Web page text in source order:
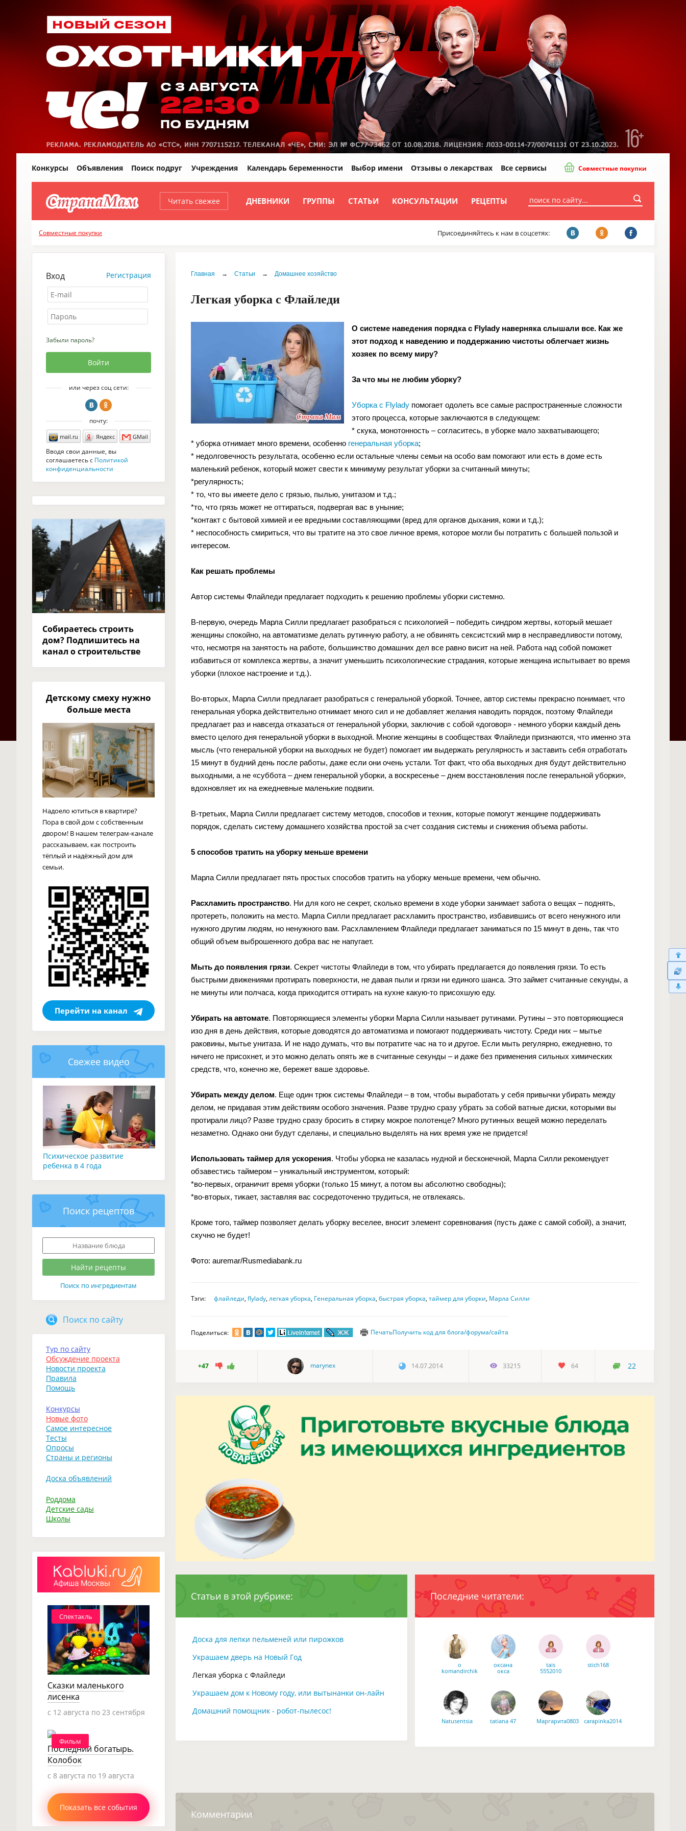
Читать свежее ДНЕВНИКИ ГРУППЫ СТАТЬИ КОНСУЛЬТАЦИИ РЕЦЕПТЫ
Конкурсы Объявления Поиск подруг Учреждения Календарь беременности Выбор имени Отзывы о лекарствах Все сервисы Совместные покупки
Совместные покупки Присоединяйтесь к нам в соцсетях:
Главная → Статьи → Домашнее хозяйство
Легкая уборка с Флайледи
О системе наведения порядка с Flylady наверняка слышали все. Как же
этот подход к наведению и поддержанию чистоты облегчает жизнь
хозяек по всему миру?
За что мы не любим уборку?
Уборка с Flylady помогает одолеть все самые распространенные сложности
этого процесса, которые заключаются в следующем:
* скука, монотонность – согласитесь, в уборке мало захватывающего;
* уборка отнимает много времени, особенно генеральная уборка;
* недолговечность результата, особенно если остальные члены семьи на особо вам помогают или есть в доме есть
маленький ребенок, который может свести к минимуму результат уборки за считанный минуты;
*регулярность;
* то, что вы имеете дело с грязью, пылью, унитазом и т.д.;
*то, что грязь может не оттираться, подвергая вас в уныние;
*контакт с бытовой химией и ее вредными составляющими (вред для органов дыхания, кожи и т.д.);
* неспособность смириться, что вы тратите на это свое личное время, которое могли бы потратить с большей пользой и
интересом.
Как решать проблемы
Автор системы Флайледи предлагает подходить к решению проблемы уборки системно.
В-первую, очередь Марла Силли предлагает разобраться с психологией – победить синдром жертвы, который мешает
женщины спокойно, на автоматизме делать рутинную работу, а не обвинять сексистский мир в несправедливости потому,
что, несмотря на занятость на работе, большинство домашних дел все равно висит на ней. Работа над собой поможет
избавиться от комплекса жертвы, а значит уменьшить психологические страдания, которые женщина испытывает во время
уборки (плохое настроение и т.д.).
Во-вторых, Марла Силли предлагает разобраться с генеральной уборкой. Точнее, автор системы прекрасно понимает, что
генеральная уборка действительно отнимает много сил и не добавляет желания наводить порядок, поэтому Флайледи
предлагает раз и навсегда отказаться от генеральной уборки, заключив с собой «договор» - немного уборки каждый день
вместо целого дня генеральной уборки в выходной. Многие женщины в сообществах Флайледи признаются, что именно эта
мысль (что генеральной уборки на выходных не будет) помогает им выдержать регулярность и заставить себя отработать
15 минут в будний день после работы, даже если они очень устали. Тот факт, что оба выходных дня будут действительно
выходными, а не «суббота – днем генеральной уборки, а воскресенье – днем восстановления после генеральной уборки»,
вдохновляет их на ежедневные маленькие подвиги.
В-третьих, Марла Силли предлагает систему методов, способов и техник, которые помогут женщине поддерживать
порядок, сделать систему домашнего хозяйства простой за счет создания системы и снижения объема работы.
5 способов тратить на уборку меньше времени
Марла Силли предлагает пять простых способов тратить на уборку меньше времени, чем обычно.
Расхламить пространство. Ни для кого не секрет, сколько времени в ходе уборки занимает забота о вещах – поднять,
протереть, положить на место. Марла Силли предлагает расхламить пространство, избавившись от всего ненужного или
нужного другим людям, но ненужного вам. Расхламлением Флайледи предлагает заниматься по 15 минут в день, так что
общий объем выброшенного добра вас не напугает.
Мыть до появления грязи. Секрет чистоты Флайледи в том, что убирать предлагается до появления грязи. То есть
быстрыми движениями протирать поверхности, не давая пыли и грязи ни единого шанса. Это займет считанные секунды, а
не минуты или полчаса, когда приходится оттирать на кухне какую-то присохшую еду.
Убирать на автомате. Повторяющиеся элементы уборки Марла Силли называет рутинами. Рутины – это повторяющиеся
изо дня в день действия, которые доводятся до автоматизма и помогают поддерживать чистоту. Среди них – мытье
раковины, мытье унитаза. И не надо думать, что вы потратите час на то и другое. Если мыть регулярно, ежедневно, то
ничего не присохнет, и это можно делать опять же в считанные секунды – и даже без применения сильных химических
средств, что, конечно же, бережет ваше здоровье.
Убирать между делом. Еще один трюк системы Флайледи – в том, чтобы выработать у себя привычки убирать между
делом, не придавая этим действиям особого значения. Разве трудно сразу убрать за собой ватные диски, которыми вы
протирали лицо? Разве трудно сразу бросить в стирку мокрое полотенце? Много рутинных вещей можно переделать
незаметно. Однако они будут сделаны, и специально выделять на них время уже не придется!
Использовать таймер для ускорения. Чтобы уборка не казалась нудной и бесконечной, Марла Силли рекомендует
обзавестись таймером – уникальный инструментом, который:
*во-первых, ограничит время уборки (только 15 минут, а потом вы абсолютно свободны);
*во-вторых, тикает, заставляя вас сосредоточенно трудиться, не отвлекаясь.
Кроме того, таймер позволяет делать уборку веселее, вносит элемент соревнования (пусть даже с самой собой), а значит,
скучно не будет!
Фото: auremar/Rusmediabank.ru
Тэги: флайледи, flylady, легкая уборка, Генеральная уборка, быстрая уборка, таймер для уборки, Марла Силли
Поделиться: ПечатьПолучить код для блога/форума/сайта
+47 marynex 14.07.2014 33215 64 22
Статьи в этой рубрике:
Доска для лепки пельменей или пирожков
Украшаем дверь на Новый Год
Легкая уборка с Флайледи
Украшаем дом к Новому году, или вытынанки он-лайн
Домашний помощник - робот-пылесос!
Последние читатели:
o
komandirchik
оксана
окса
tais
5552010
stich168
Natusentsia tatiana 47 Маргарита0803 carapinka2014
Комментарии
Вход Регистрация
Забыли пароль?
или через соц сети:
почту:
mail.ru Яндекс GMail
Вводя свои данные, вы
соглашаетесь с Политикой
конфиденциальности
Собираетесь строить
дом? Подпишитесь на
канал о строительстве
Детскому смеху нужно
больше места
Надоело ютиться в квартире?
Пора в свой дом с собственным
двором! В нашем телеграм-канале
рассказываем, как построить
тёплый и надёжный дом для
семьи.
Перейти на канал
Свежее видео
Психическое развитие
ребенка в 4 года
Поиск рецептов
Поиск по ингредиентам
Поиск по сайту
Тур по сайту
Обсуждение проекта
Новости проекта
Правила
Помощь
Конкурсы
Новые фото
Самое интересное
Тесты
Опросы
Страны и регионы
Доска объявлений
Роддома
Детские сады
Школы
Спектакль
Сказки маленького
лисенка
c 12 августа по 23 сентября
Фильм
Последний богатырь.
Колобок
c 8 августа по 19 августа
Показать все события